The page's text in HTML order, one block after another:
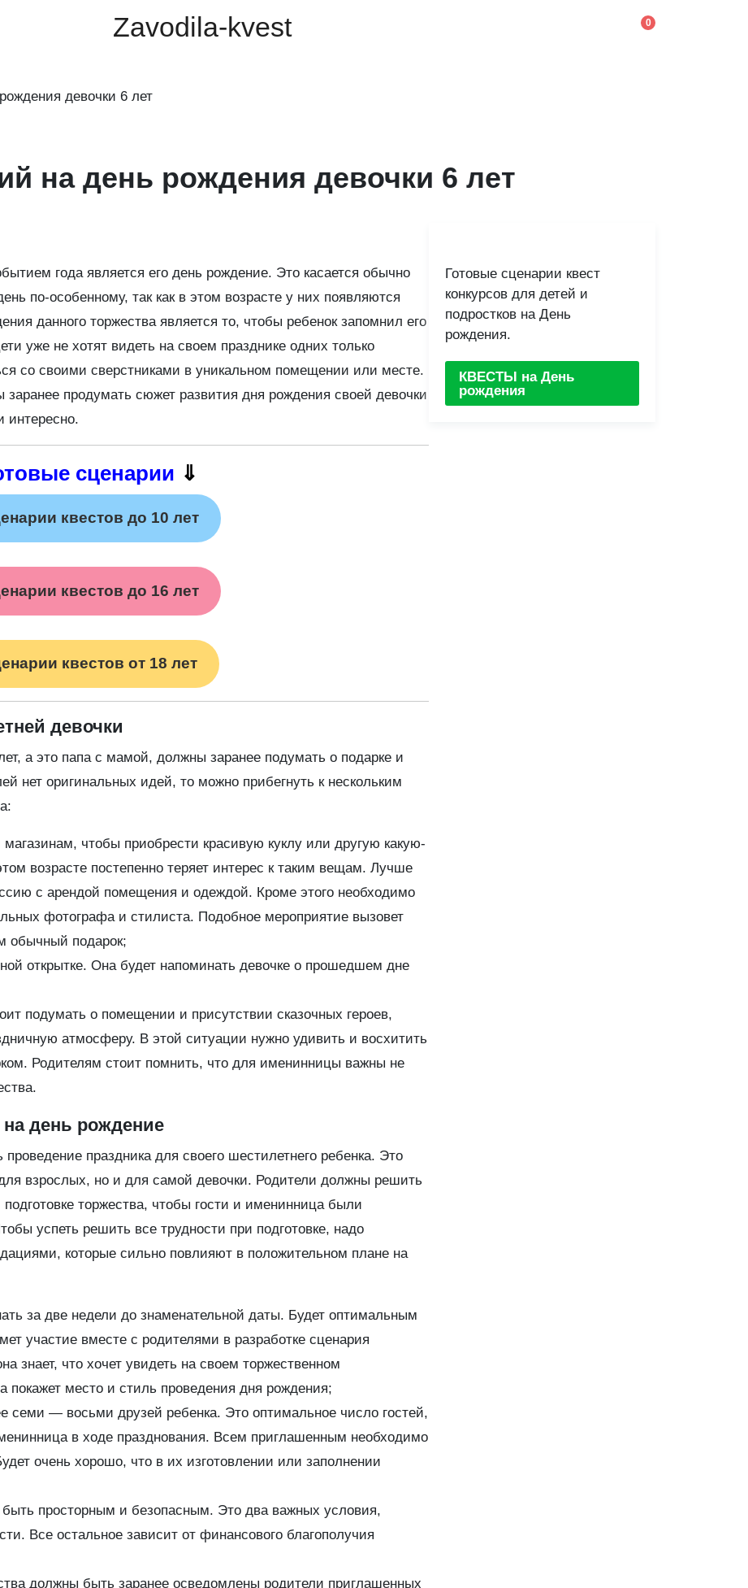
Zavodila-kvest 0
девочки 6 лет
на день рождения девочки 6 лет
года является его день рождение. Это касается обычно
по-особенному, так как в этом возрасте у них появляются
данного торжества является то, чтобы ребенок запомнил его
уже не хотят видеть на своем празднике одних только
со своими сверстниками в уникальном помещении или месте.
заранее продумать сюжет развития дня рождения своей девочки
интересно.
сценарии ⇓
квестов до 10 лет
квестов до 16 лет
квестов от 18 лет
девочки
а это папа с мамой, должны заранее подумать о подарке и
нет оригинальных идей, то можно прибегнуть к нескольким
чтобы приобрести красивую куклу или другую какую-
возрасте постепенно теряет интерес к таким вещам. Лучше
с арендой помещения и одеждой. Кроме этого необходимо
фотографа и стилиста. Подобное мероприятие вызовет
обычный подарок;
открытке. Она будет напоминать девочке о прошедшем дне
подумать о помещении и присутствии сказочных героев,
атмосферу. В этой ситуации нужно удивить и восхитить
Родителям стоит помнить, что для именинницы важны не
день рождение
праздника для своего шестилетнего ребенка. Это
взрослых, но и для самой девочки. Родители должны решить
торжества, чтобы гости и именинница были
успеть решить все трудности при подготовке, надо
которые сильно повлияют в положительном плане на
за две недели до знаменательной даты. Будет оптимальным
участие вместе с родителями в разработке сценария
знает, что хочет увидеть на своем торжественном
место и стиль проведения дня рождения;
семи — восьми друзей ребенка. Это оптимальное число гостей,
в ходе празднования. Всем приглашенным необходимо
очень хорошо, что в их изготовлении или заполнении
просторным и безопасным. Это два важных условия,
Все остальное зависит от финансового благополучия
должны быть заранее осведомлены родители приглашенных
Готовые сценарии квест
конкурсов для детей и
подростков на День
рождения.
КВЕСТЫ на День
рождения